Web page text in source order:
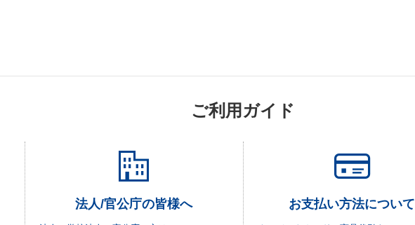
ご利用ガイド
法人/官公庁の皆様へ お支払い方法について